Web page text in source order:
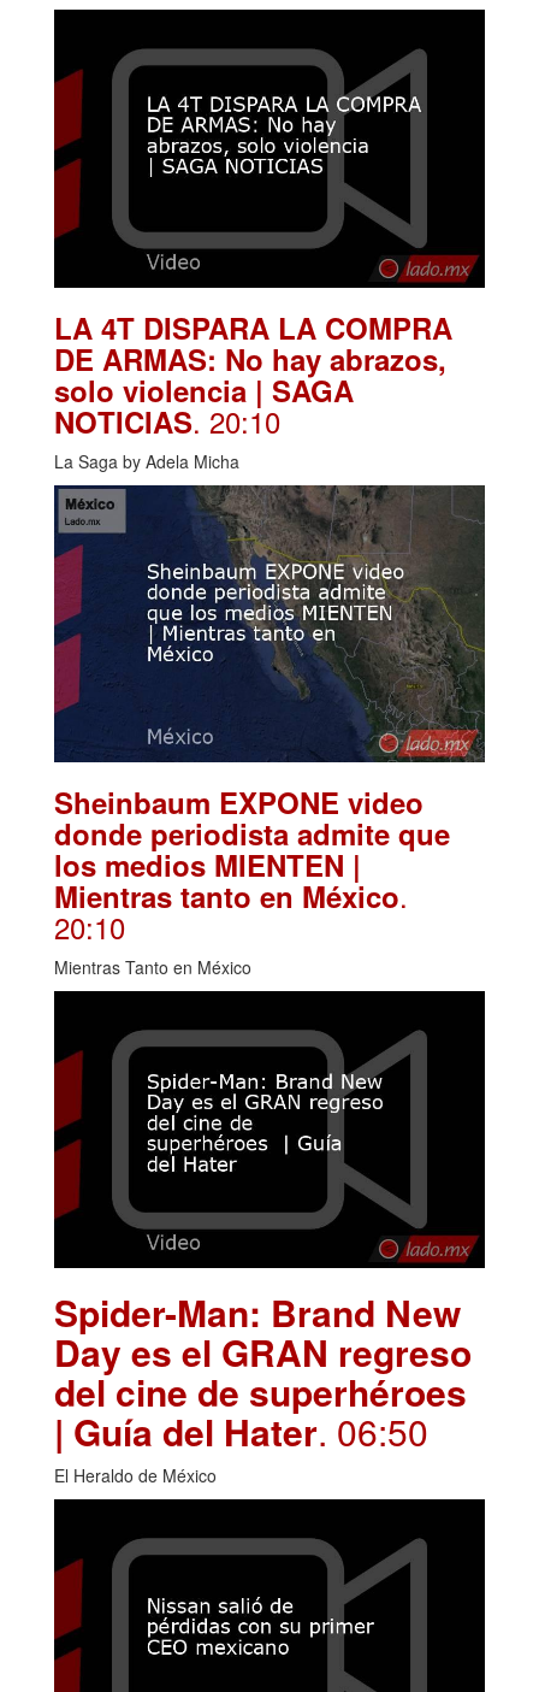
LA 4T DISPARA LA COMPRA
DE ARMAS: No hay abrazos,
solo violencia | SAGA
NOTICIAS. 20:10
La Saga by Adela Micha
Sheinbaum EXPONE video
donde periodista admite que
los medios MIENTEN |
Mientras tanto en México.
20:10
Mientras Tanto en México
Spider-Man: Brand New
Day es el GRAN regreso
del cine de superhéroes
| Guía del Hater. 06:50
El Heraldo de México